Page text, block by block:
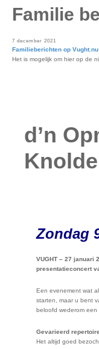
Familie
7 december 2021
Familieberichten op Vught.nu
Het is mogelijk om hier op de
d’n
Zondag
VUGHT – 27 januari
presentatieconcert
Een evenement wat
starten, maar u bent
beloofd wederom een
Gevarieerd repertoire
Het altijd goed